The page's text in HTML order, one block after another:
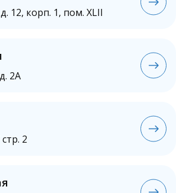
12, корп. 1, пом. XLII
2А
2